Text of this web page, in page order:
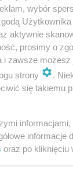
akcji biorą
wybór
aktywnie
prosimy o
i zawsze
strony
.
się takiemu
oraz po kliknięciu